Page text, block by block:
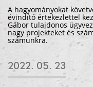
A hagyományokat
évindító értekezlettel
Gábor tulajdonos
nagy projekteket és
számunkra.
2022. 05. 23